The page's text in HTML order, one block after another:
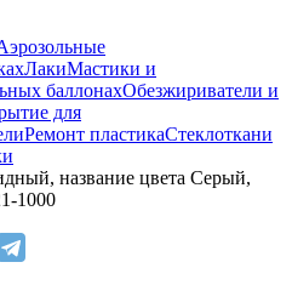
ЛакиМастики и
баллонахОбезжириватели и
для
Ремонт пластикаСтеклоткани
название цвета Серый,
1000